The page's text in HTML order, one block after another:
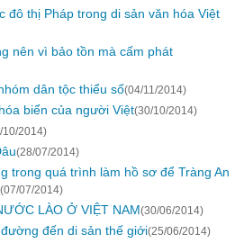
đô thị Pháp trong di sản văn hóa Việt
nên vì bảo tồn mà cấm phát
dân tộc thiểu số(04/11/2014)
biển của người Việt(30/10/2014)
10/2014)
(28/07/2014)
trong quá trình làm hồ sơ để Tràng An
(07/07/2014)
LÀO Ở VIỆT NAM(30/06/2014)
đến di sản thế giới(25/06/2014)